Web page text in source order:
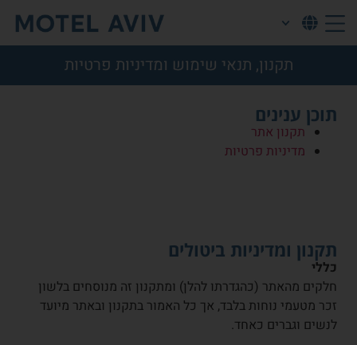
תקנון, תנאי שימוש ומדיניות פרטיות
תוכן ענינים
תקנון אתר
מדיניות פרטיות
תקנון ומדיניות ביטולים
כללי
חלקים מהאתר (כהגדרתו להלן) ומתקנון זה מנוסחים בלשון
זכר מטעמי נוחות בלבד, אך כל האמור בתקנון ובאתר מיועד
לנשים וגברים כאחד.